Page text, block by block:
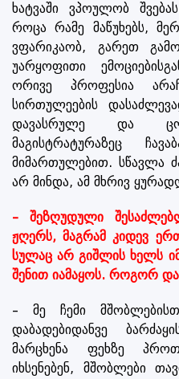
ხატვაში ვპოულობ
როცა რამე მაწუხებს,
ვფარიკაობ, გარეთ
უარყოფითი
ორივე პროფესია
სირთულეების
დავასრულე და
მაგისტრატურაზეც
მიმართულებით. სწავლა
არ მინდა, ამ მხრივ
– შეზღუდული
ჟღერს, მაგრამ კიდევ
სულაც არ გიშლის ხელს
შენით იამაყოს. როგორ
– მე ჩემი
დაბადებიდანვე
მარცხენა ფეხზე
იხსენებენ, მშობლები